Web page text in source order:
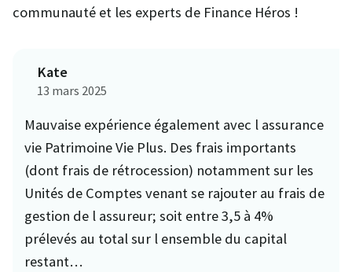
communauté et les experts de Finance Héros !
Kate
13 mars 2025
Mauvaise expérience également avec l assurance
vie Patrimoine Vie Plus. Des frais importants
(dont frais de rétrocession) notamment sur les
Unités de Comptes venant se rajouter au frais de
gestion de l assureur; soit entre 3,5 à 4%
prélevés au total sur l ensemble du capital
restant…